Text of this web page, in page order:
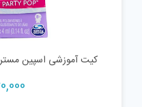
کیت آموزشی اسپین